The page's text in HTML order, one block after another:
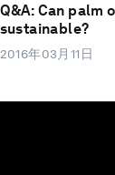
Q&A: Can palm
sustainable?
2016年03月11日